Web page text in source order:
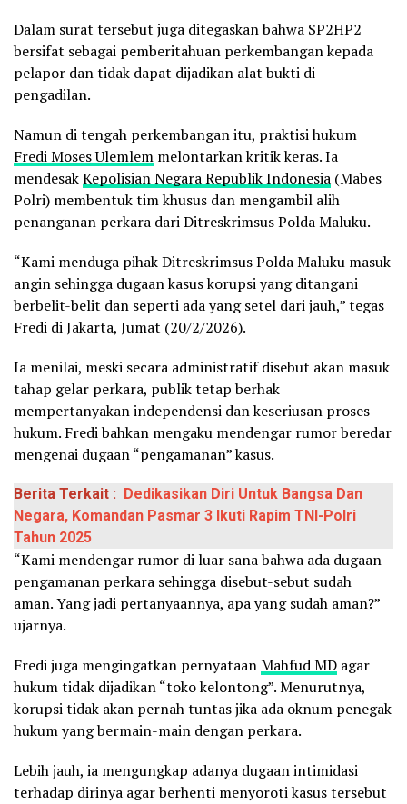
Dalam surat tersebut juga ditegaskan bahwa SP2HP2
bersifat sebagai pemberitahuan perkembangan kepada
pelapor dan tidak dapat dijadikan alat bukti di
pengadilan.
Namun di tengah perkembangan itu, praktisi hukum
Fredi Moses Ulemlem melontarkan kritik keras. Ia
mendesakKepolisian Negara Republik Indonesia (Mabes
Polri) membentuk tim khusus dan mengambil alih
penanganan perkara dari Ditreskrimsus Polda Maluku.
“Kami menduga pihak Ditreskrimsus Polda Maluku masuk
angin sehingga dugaan kasus korupsi yang ditangani
berbelit-belit dan seperti ada yang setel dari jauh,” tegas
Fredi di Jakarta, Jumat (20/2/2026).
Ia menilai, meski secara administratif disebut akan masuk
tahap gelar perkara, publik tetap berhak
mempertanyakan independensi dan keseriusan proses
hukum. Fredi bahkan mengaku mendengar rumor beredar
mengenai dugaan “pengamanan” kasus.
Berita Terkait : Dedikasikan Diri Untuk Bangsa Dan
Negara, Komandan Pasmar 3 Ikuti Rapim TNI-Polri
Tahun 2025
“Kami mendengar rumor di luar sana bahwa ada dugaan
pengamanan perkara sehingga disebut-sebut sudah
aman. Yang jadi pertanyaannya, apa yang sudah aman?”
ujarnya.
Fredi juga mengingatkan pernyataanMahfud MD agar
hukum tidak dijadikan “toko kelontong”. Menurutnya,
korupsi tidak akan pernah tuntas jika ada oknum penegak
hukum yang bermain-main dengan perkara.
Lebih jauh, ia mengungkap adanya dugaan intimidasi
terhadap dirinya agar berhenti menyoroti kasus tersebut